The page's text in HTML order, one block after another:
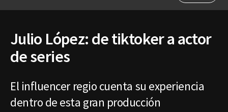
Julio López: de tiktoker a actor
de series
El influencer regio cuenta su experiencia
dentro de esta gran producción